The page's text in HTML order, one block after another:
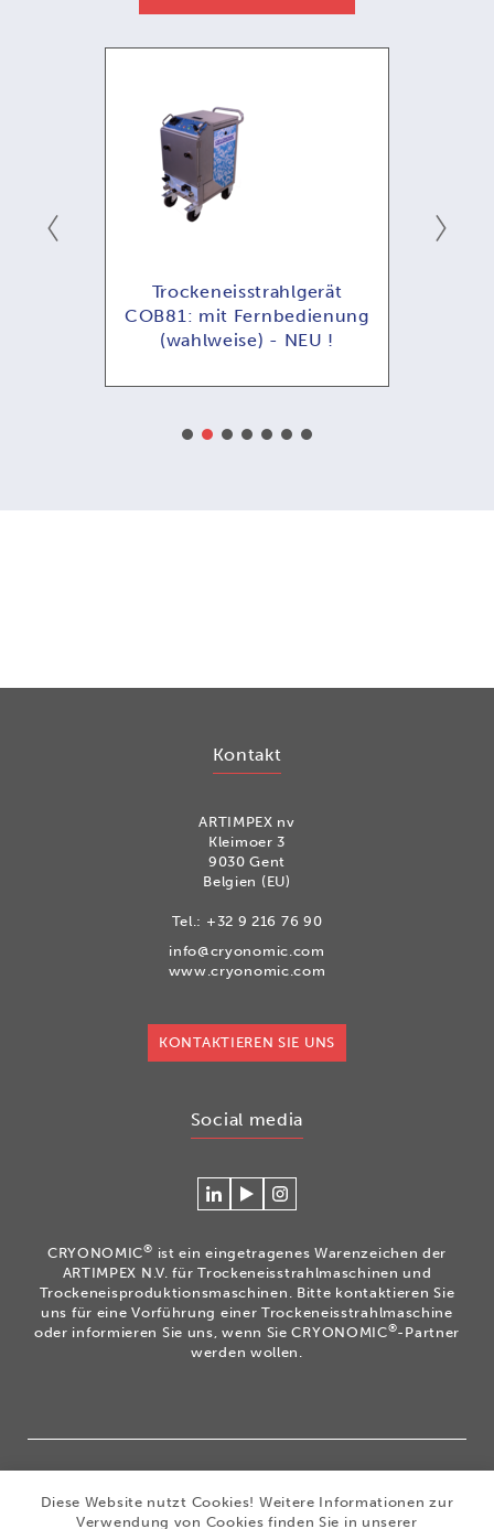
Trockeneisstrahlgerät
COB81: mit Fernbedienung
(wahlweise) - NEU !
Kontakt
ARTIMPEX nv
Kleimoer 3
9030 Gent
Belgien (EU)
Tel.: +32 9 216 76 90
info@cryonomic.com
www.cryonomic.com
KONTAKTIEREN SIE UNS
Social media
Verlinken
sich
mit
Cryonomic
auf
Linkedin
Betrachten
unsere
Videos
auf
unserem
Cryonomic
YouTube-
Volg
Instagram
CRYONOMIC® ist ein eingetragenes Warenzeichen der
ARTIMPEX N.V. für Trockeneisstrahlmaschinen und
Trockeneisproduktionsmaschinen. Bitte kontaktieren Sie
uns für eine Vorführung einer Trockeneisstrahlmaschine
oder informieren Sie uns, wenn Sie CRYONOMIC®-Partner
werden wollen.
Warenzeichen der ARTIMPEX nv
| Datenschutz
|
Diese Website nutzt Cookies! Weitere Informationen zur
Verwendung von Cookies finden Sie in unserer